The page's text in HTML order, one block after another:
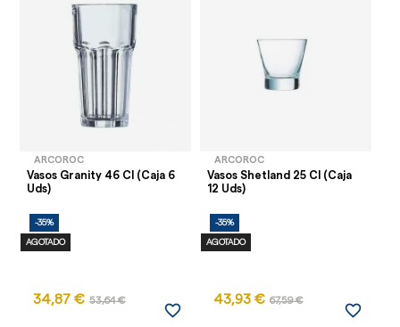
ARCOROC
Vasos Granity 46 Cl (Caja 6
Uds)
-35%
AGOTADO
34,87 € 53,64 €
favorite_border
ARCOROC
Vasos Shetland 25 Cl (Caja
12 Uds)
-35%
AGOTADO
43,93 € 67,59 €
favorite_border